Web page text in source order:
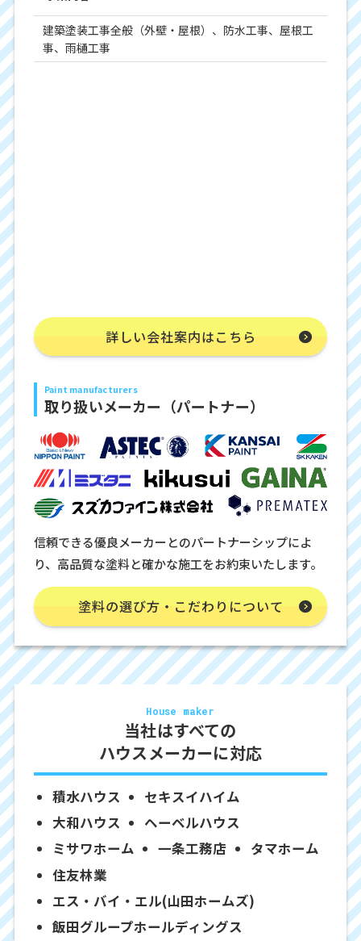
建築塗装工事全般（外壁・屋根）、防水工事、屋根工
事、雨樋工事
詳しい会社案内はこちら
Paint manufacturers
取り扱いメーカー（パートナー）
信頼できる優良メーカーとのパートナーシップによ
り、高品質な塗料と確かな施工をお約束いたします。
塗料の選び方・こだわりについて
House maker
当社はすべての
ハウスメーカーに対応
積水ハウス
セキスイハイム
大和ハウス
ヘーベルハウス
ミサワホーム
一条工務店
タマホーム
住友林業
エス・バイ・エル(山田ホームズ)
飯田グループホールディングス